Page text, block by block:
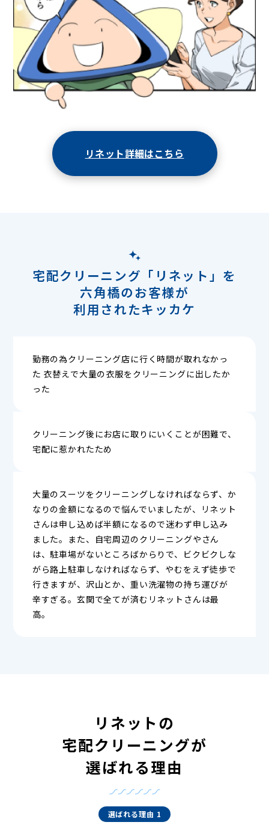
リネット詳細はこちら
宅配クリーニング「リネット」を
六角橋のお客様が
利用されたキッカケ
勤務の為クリーニング店に行く時間が取れなかっ
た 衣替えで大量の衣服をクリーニングに出したか
った
クリーニング後にお店に取りにいくことが困難で、
宅配に惹かれたため
大量のスーツをクリーニングしなければならず、か
なりの金額になるので悩んでいましたが、リネット
さんは申し込めば半額になるので迷わず申し込み
ました。また、自宅周辺のクリーニングやさん
は、駐車場がないところばからりで、ビクビクしな
がら路上駐車しなければならず、やむをえず徒歩で
行きますが、沢山とか、重い洗濯物の持ち運びが
辛すぎる。玄関で全てが済むリネットさんは最
高。
リネットの
宅配クリーニングが
選ばれる理由
選ばれる理由 1